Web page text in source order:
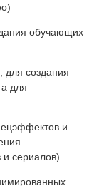
обучающих
создания
для
и
и сериалов)